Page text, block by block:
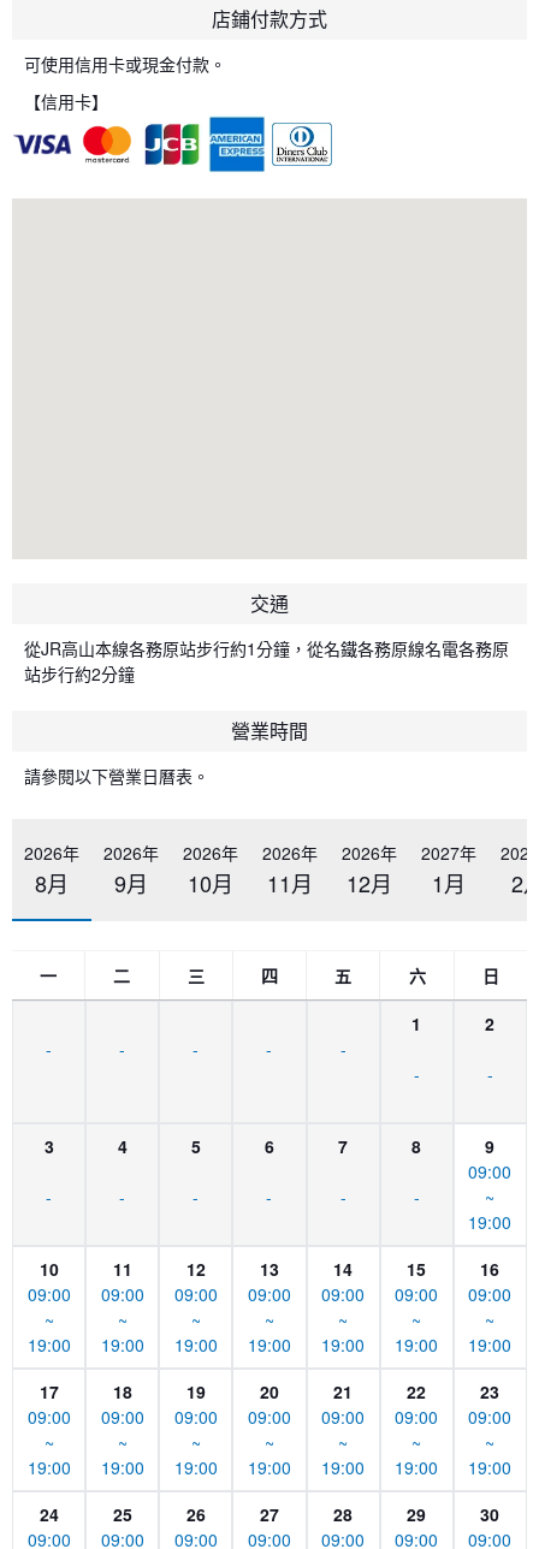
店鋪付款方式
可使用信用卡或現金付款。
【信用卡】
交通
從JR高山本線各務原站步行約1分鐘，從名鐵各務原線名電各務原
站步行約2分鐘
營業時間
請參閱以下營業日曆表。
2026年
8月
2026年
9月
2026年
10月
2026年
11月
2026年
12月
2027年
1月 2
一 二 三 四 五 六 日
- - - - -
1
-
2
-
3
-
4
-
5
-
6
-
7
-
8
-
9
09:00
~
19:00
10
09:00
~
19:00
11
09:00
~
19:00
12
09:00
~
19:00
13
09:00
~
19:00
14
09:00
~
19:00
15
09:00
~
19:00
16
09:00
~
19:00
17
09:00
~
19:00
18
09:00
~
19:00
19
09:00
~
19:00
20
09:00
~
19:00
21
09:00
~
19:00
22
09:00
~
19:00
23
09:00
~
19:00
24
09:00
25
09:00
26
09:00
27
09:00
28
09:00
29
09:00
30
09:00